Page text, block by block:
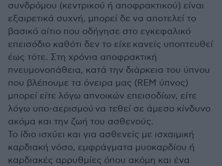
συνδρόμου (κεντρικού ή αποφρακτικού) είναι
εξαιρετικά συχνή, μπορεί δε να αποτελεί το
βασικό αίτιο που οδήγησε στο εγκεφαλικό
επεισόδιο καθότι δεν το είχε κανείς υποπτευθεί
έως τότε. Στη χρόνια αποφρακτική
πνευμονοπάθεια, κατά την διάρκεια του ύπνου
που βλέπουμε τα όνειρα μας (REM ύπνος)
μπορεί είτε λόγω απνοικών επεισοδίων, είτε
λόγω υπο-αερισμού να τεθεί σε άμεσο κίνδυνο
ακόμα και την ζωή του ασθενούς.
Το ίδιο ισχύει και για ασθενείς με ισχαιμική
καρδιακή νόσο, εμφράγματα μυοκαρδίου ή
καρδιακές αρρυθμίες όπου ακόμη και ένα